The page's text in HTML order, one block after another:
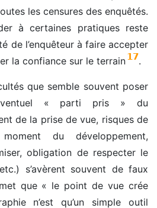
les censures des enquêtés.
à certaines pratiques reste
de l’enquêteur à faire accepter
la confiance sur le terrain17.
que semble souvent poser
« parti pris » du
de la prise de vue, risques de
du développement,
obligation de respecter le
s’avèrent souvent de faux
que « le point de vue crée
n’est qu’un simple outil